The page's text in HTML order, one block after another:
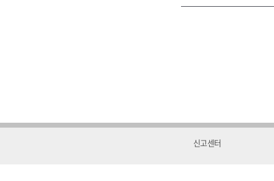
신고센터